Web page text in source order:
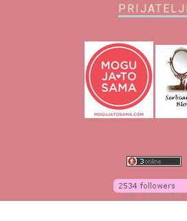
PRIJATELJI